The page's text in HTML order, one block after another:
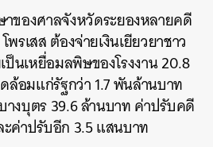
ของศาลจังหวัดระยองหลายคดี
รเสส ต้องจ่ายเงินเยียวยาชาว
นเหยื่อมลพิษของโรงงาน 20.8
อมแก่รัฐกว่า 1.7 พันล้านบาท
งบุตร 39.6 ล้านบาท ค่าปรับคดี
ค่าปรับอีก 3.5 แสนบาท